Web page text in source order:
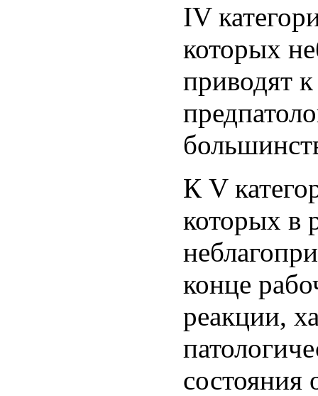
IV
которых
приводят
К V
которых в
конце
реакции,
состояния